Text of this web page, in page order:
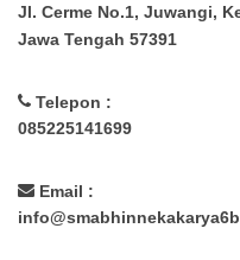
Jl. Cerme No.1, Juwangi,
Jawa Tengah 57391
Telepon :
085225141699
Email :